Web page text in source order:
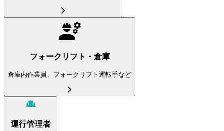
フォークリフト・倉庫
倉庫内作業員、フォークリフト運転手など
運行管理者